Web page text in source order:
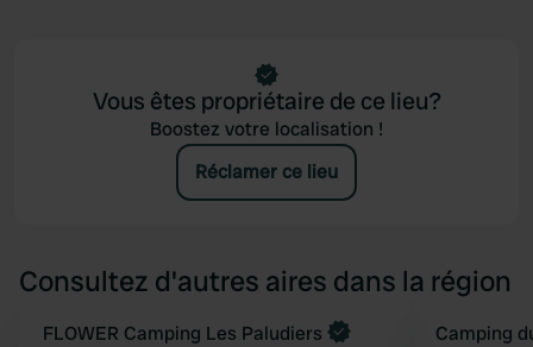
Vous êtes propriétaire de ce lieu?
Boostez votre localisation !
Réclamer ce lieu
Consultez d'autres aires dans la région
Reserve maintenant
FLOWER Camping Les Paludiers Camping